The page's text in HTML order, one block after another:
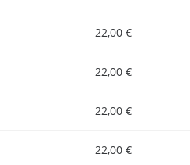
22,00 €
22,00 €
22,00 €
22,00 €